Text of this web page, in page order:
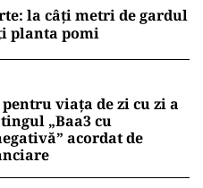
la câți metri de gardul
planta pomi
viața de zi cu zi a
„Baa3 cu
acordat de